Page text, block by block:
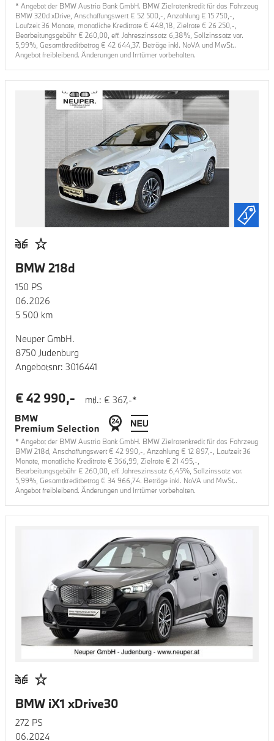
* Angebot der BMW Austria Bank GmbH. BMW Zielratenkredit für das Fahrzeug
BMW 320d xDrive , Anschaffungswert € 52 500 ,-, Anzahlung € 15 750 ,-,
Laufzeit36 Monate, monatliche Kreditrate € 448,18 , Zielrate € 26 250 ,-,
Bearbeitungsgebühr € 260,00 , eff. Jahreszinssatz 6,38%, Sollzinssatz var.
5,99%, Gesamtkreditbetrag € 42 644,37. Beträge inkl. NoVA und MwSt..
Angebot freibleibend. Änderungen und Irrtümer vorbehalten.
BMW 218d
150 PS
06.2026
5 500 km
Neuper GmbH.
8750 Judenburg
Angebotsnr: 3016441
mtl.: € 367,-*
€ 42 990,-
* Angebot der BMW Austria Bank GmbH. BMW Zielratenkredit für das Fahrzeug
BMW 218d , Anschaffungswert € 42 990 ,-, Anzahlung € 12 897,-, Laufzeit36
Monate, monatliche Kreditrate € 366,99 , Zielrate € 21 495 ,-,
Bearbeitungsgebühr € 260,00 , eff. Jahreszinssatz 6,45%, Sollzinssatz var.
5,99%, Gesamtkreditbetrag € 34 966,74. Beträge inkl. NoVA und MwSt..
Angebot freibleibend. Änderungen und Irrtümer vorbehalten.
BMW iX1 xDrive30
272 PS
06.2024